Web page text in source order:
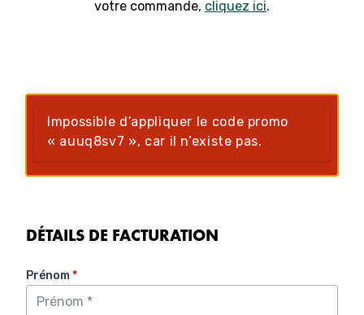
votre commande, cliquez ici.
Impossible d’appliquer le code promo
« auuq8sv7 », car il n’existe pas.
DÉTAILS DE FACTURATION
Prénom*